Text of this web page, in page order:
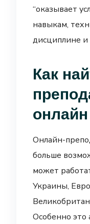
“оказывает
навыкам,
дисциплине
Как
онлайн
Онлайн-
больше
может
Украины,
Особенно это